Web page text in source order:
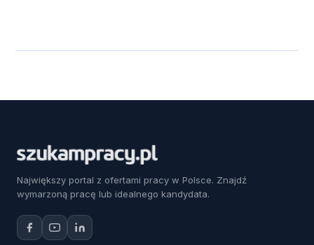
Największy portal z ofertami pracy w Polsce. Znajdź
wymarzoną pracę lub idealnego kandydata.